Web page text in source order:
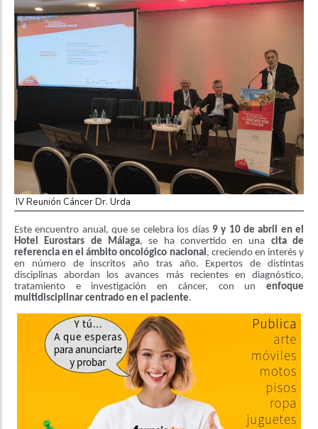
IV Reunión Cáncer Dr. Urda
Este encuentro anual, que se celebra los días 9 y 10 de abril en el
Hotel Eurostars de Málaga, se ha convertido en una cita de
referencia en el ámbito oncológico nacional , creciendo en interés y
en número de inscritos año tras año. Expertos de distintas
disciplinas abordan los avances más recientes en diagnóstico,
tratamiento e investigación en cáncer, con un enfoque
multidisciplinar centrado en el paciente.